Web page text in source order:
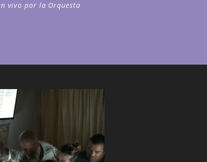
vivo por la Orquesta